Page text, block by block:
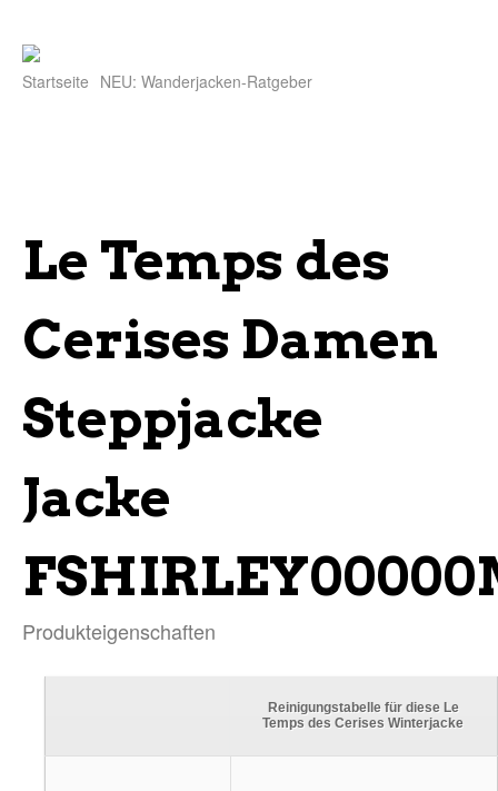
Startseite NEU: Wanderjacken-Ratgeber
Le Temps des
Cerises Damen
Steppjacke
Jacke
Produkteigenschaften
Reinigungstabelle für diese Le
Temps des Cerises Winterjacke